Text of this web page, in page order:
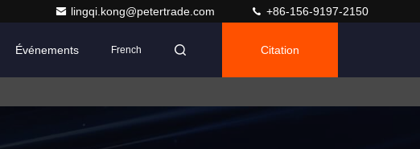
lingqi.kong@petertrade.com +86-156-9197-2150
Événements French Citation